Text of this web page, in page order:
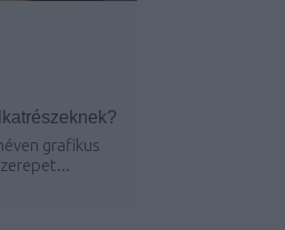
grafikus